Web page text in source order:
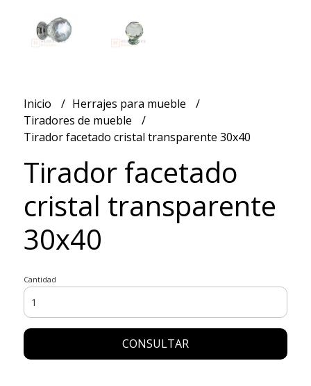
Inicio
Herrajes para mueble
Tiradores de mueble
Tirador facetado cristal transparente 30x40
Tirador facetado
cristal transparente
30x40
Cantidad
CONSULTAR